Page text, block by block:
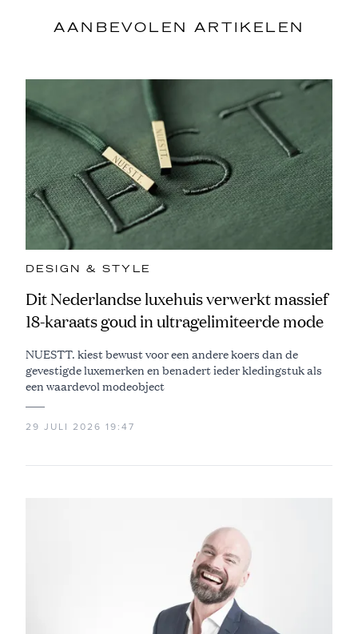
AANBEVOLEN ARTIKELEN
DESIGN & STYLE
Dit Nederlandse luxehuis verwerkt massief
18-karaats goud in ultragelimiteerde mode
NUESTT. kiest bewust voor een andere koers dan de
gevestigde luxemerken en benadert ieder kledingstuk als
een waardevol modeobject
29 JULI 2026 19:47